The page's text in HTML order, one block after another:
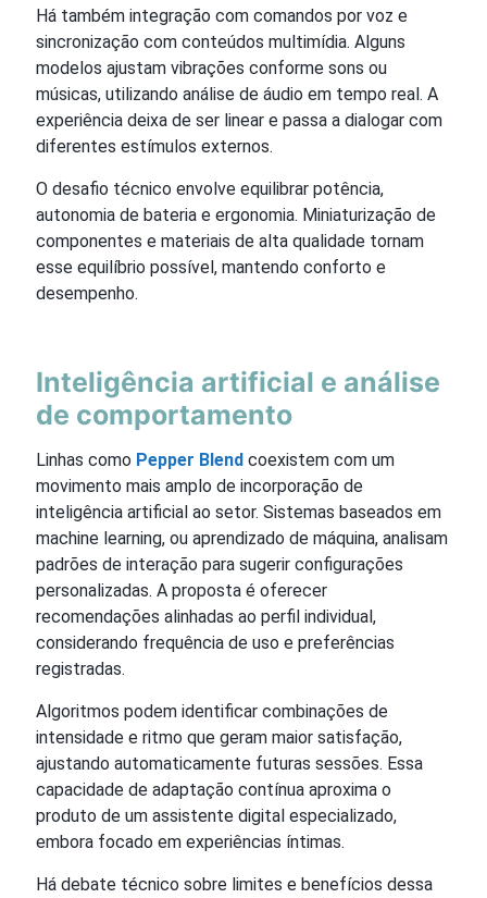
Há também integração com comandos por voz e
sincronização com conteúdos multimídia. Alguns
modelos ajustam vibrações conforme sons ou
músicas, utilizando análise de áudio em tempo real. A
experiência deixa de ser linear e passa a dialogar com
diferentes estímulos externos.
O desafio técnico envolve equilibrar potência,
autonomia de bateria e ergonomia. Miniaturização de
componentes e materiais de alta qualidade tornam
esse equilíbrio possível, mantendo conforto e
desempenho.
Inteligência artificial e análise
de comportamento
Linhas como Pepper Blend coexistem com um
movimento mais amplo de incorporação de
inteligência artificial ao setor. Sistemas baseados em
machine learning, ou aprendizado de máquina, analisam
padrões de interação para sugerir configurações
personalizadas. A proposta é oferecer
recomendações alinhadas ao perfil individual,
considerando frequência de uso e preferências
registradas.
Algoritmos podem identificar combinações de
intensidade e ritmo que geram maior satisfação,
ajustando automaticamente futuras sessões. Essa
capacidade de adaptação contínua aproxima o
produto de um assistente digital especializado,
embora focado em experiências íntimas.
Há debate técnico sobre limites e benefícios dessa